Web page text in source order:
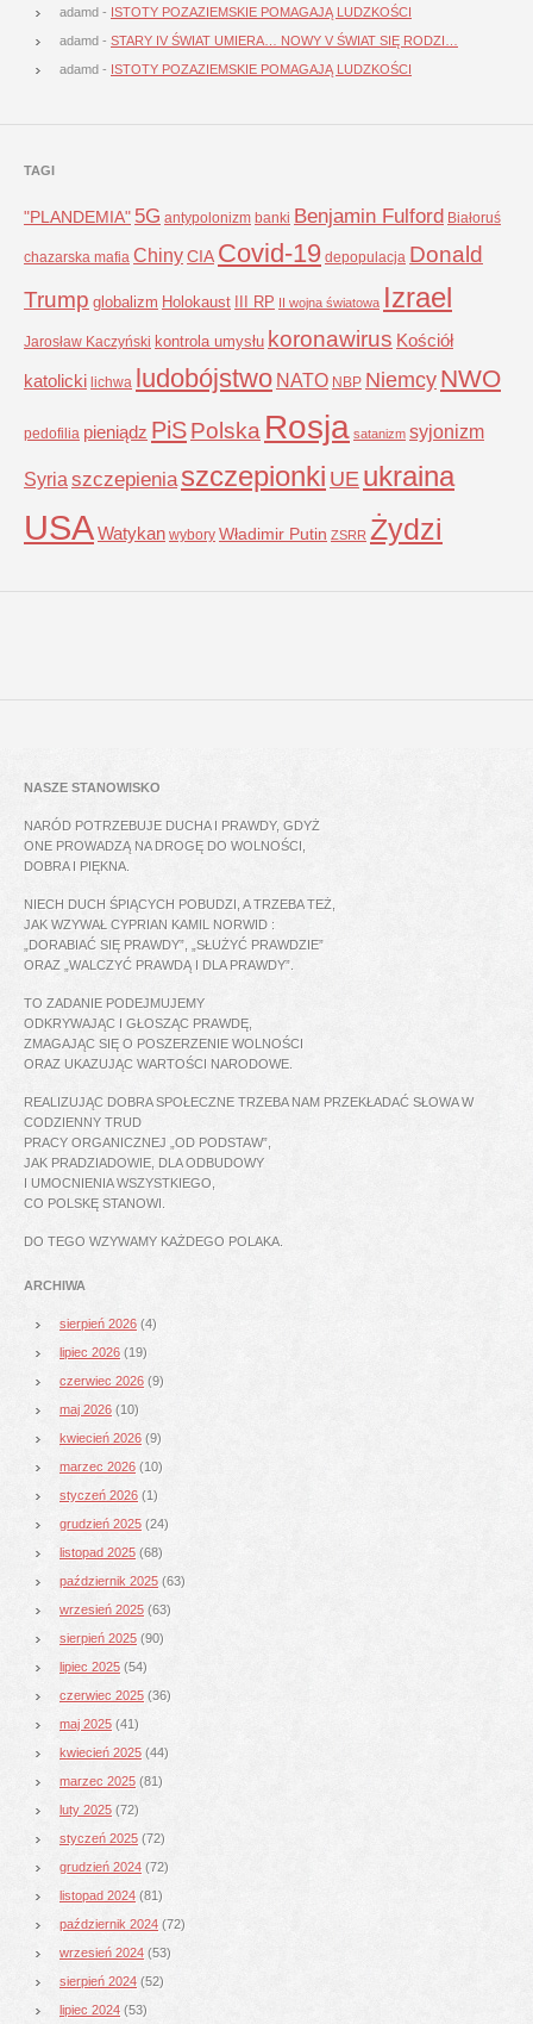
adamd - ISTOTY POZAZIEMSKIE POMAGAJĄ LUDZKOŚCI
adamd - STARY IV ŚWIAT UMIERA… NOWY V ŚWIAT SIĘ RODZI…
adamd - ISTOTY POZAZIEMSKIE POMAGAJĄ LUDZKOŚCI
TAGI
"PLANDEMIA" 5G antypolonizm banki Benjamin Fulford Białoruś
chazarska mafia ChinyCIA Covid-19 depopulacja Donald
Trump globalizm Holokaust III RP II wojna światowa Izrael
Jarosław Kaczyński kontrola umysłu koronawirus Kościół
katolicki lichwa ludobójstwo NATO NBP NiemcyNWO
pedofilia pieniądz PiSPolska Rosja satanizm syjonizm
Syria szczepienia szczepionki UE ukraina
USAWatykan wybory Władimir Putin ZSRR Żydzi
NASZE STANOWISKO
NARÓD POTRZEBUJE DUCHA I PRAWDY, GDYŻ
ONE PROWADZĄ NA DROGĘ DO WOLNOŚCI,
DOBRA I PIĘKNA.
NIECH DUCH ŚPIĄCYCH POBUDZI, A TRZEBA TEŻ,
JAK WZYWAŁ CYPRIAN KAMIL NORWID :
„DORABIAĆ SIĘ PRAWDY”, „SŁUŻYĆ PRAWDZIE”
ORAZ „WALCZYĆ PRAWDĄ I DLA PRAWDY”.
TO ZADANIE PODEJMUJEMY
ODKRYWAJĄC I GŁOSZĄC PRAWDĘ,
ZMAGAJĄC SIĘ O POSZERZENIE WOLNOŚCI
ORAZ UKAZUJĄC WARTOŚCI NARODOWE.
REALIZUJĄC DOBRA SPOŁECZNE TRZEBA NAM PRZEKŁADAĆ SŁOWA W
CODZIENNY TRUD
PRACY ORGANICZNEJ „OD PODSTAW”,
JAK PRADZIADOWIE, DLA ODBUDOWY
I UMOCNIENIA WSZYSTKIEGO,
CO POLSKĘ STANOWI.
DO TEGO WZYWAMY KAŻDEGO POLAKA.
ARCHIWA
sierpień 2026 (4)
lipiec 2026 (19)
czerwiec 2026 (9)
maj 2026 (10)
kwiecień 2026 (9)
marzec 2026 (10)
styczeń 2026 (1)
grudzień 2025 (24)
listopad 2025 (68)
październik 2025 (63)
wrzesień 2025 (63)
sierpień 2025 (90)
lipiec 2025 (54)
czerwiec 2025 (36)
maj 2025 (41)
kwiecień 2025 (44)
marzec 2025 (81)
luty 2025 (72)
styczeń 2025 (72)
grudzień 2024 (72)
listopad 2024 (81)
październik 2024 (72)
wrzesień 2024 (53)
sierpień 2024 (52)
lipiec 2024 (53)